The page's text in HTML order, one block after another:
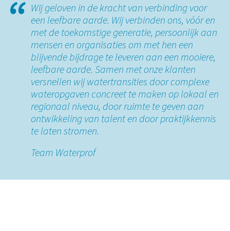
Wij geloven in de kracht van verbinding voor
een leefbare aarde. Wij verbinden ons, vóór en
met de toekomstige generatie, persoonlijk aan
mensen en organisaties om met hen een
blijvende bijdrage te leveren aan een mooiere,
leefbare aarde. Samen met onze klanten
versnellen wij watertransities door complexe
wateropgaven concreet te maken op lokaal en
regionaal niveau, door ruimte te geven aan
ontwikkeling van talent en door praktijkkennis
te laten stromen.
Team Waterprof